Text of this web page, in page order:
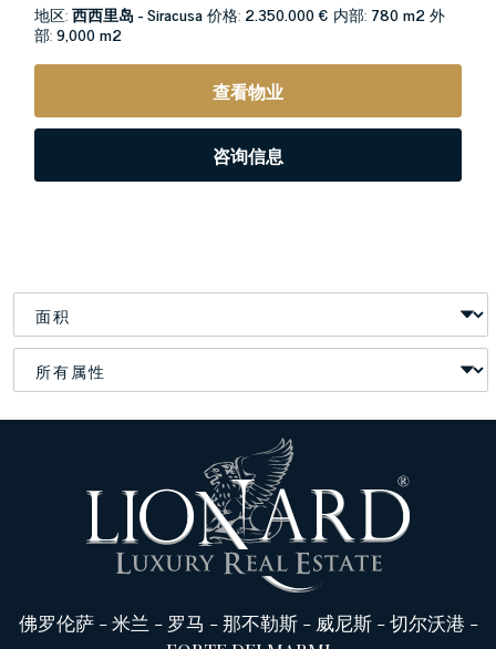
地区:西西里岛 - Siracusa价格: 2.350.000 € 内部: 780 m2外
部:9,000 m2
查看物业
咨询信息
佛罗伦萨-米兰 - 罗马 -那不勒斯- 威尼斯-切尔沃港 -